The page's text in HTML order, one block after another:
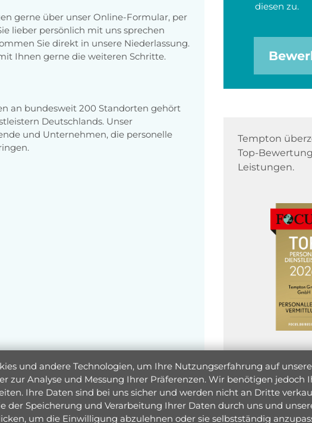
gerne über unser Online-Formular, per
lieber persönlich mit uns sprechen
Sie direkt in unsere Niederlassung.
Ihnen gerne die weiteren Schritte.
an bundesweit 200 Standorten gehört
Deutschlands. Unser
und Unternehmen, die personelle
diesen zu.
Tempton
Top-
Leistungen.
und andere Technologien, um Ihre Nutzungserfahrung auf
zur Analyse und Messung Ihrer Präferenzen. Wir benötigen
Ihre Daten sind bei uns sicher und werden nicht an Dritte
der Speicherung und Verarbeitung Ihrer Daten durch uns und
um die Einwilligung abzulehnen oder sie selbstständig